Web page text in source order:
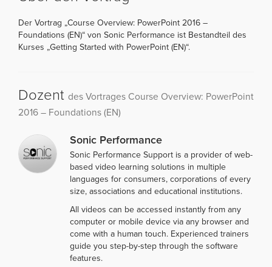
Der Vortrag „Course Overview: PowerPoint 2016 –
Foundations (EN)“ von Sonic Performance ist Bestandteil des
Kurses „Getting Started with PowerPoint (EN)“.
Dozent des Vortrages Course Overview: PowerPoint
2016 – Foundations (EN)
Sonic Performance
Sonic Performance Support is a provider of web-
based video learning solutions in multiple
languages for consumers, corporations of every
size, associations and educational institutions.
All videos can be accessed instantly from any
computer or mobile device via any browser and
come with a human touch. Experienced trainers
guide you step-by-step through the software
features.